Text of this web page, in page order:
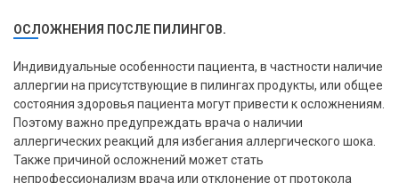
ОСЛОЖНЕНИЯ ПОСЛЕ ПИЛИНГОВ.
Индивидуальные особенности пациента, в частности наличие
аллергии на присутствующие в пилингах продукты, или общее
состояния здоровья пациента могут привести к осложнениям.
Поэтому важно предупреждать врача о наличии
аллергических реакций для избегания аллергического шока.
Также причиной осложнений может стать
непрофессионализм врача или отклонение от протокола